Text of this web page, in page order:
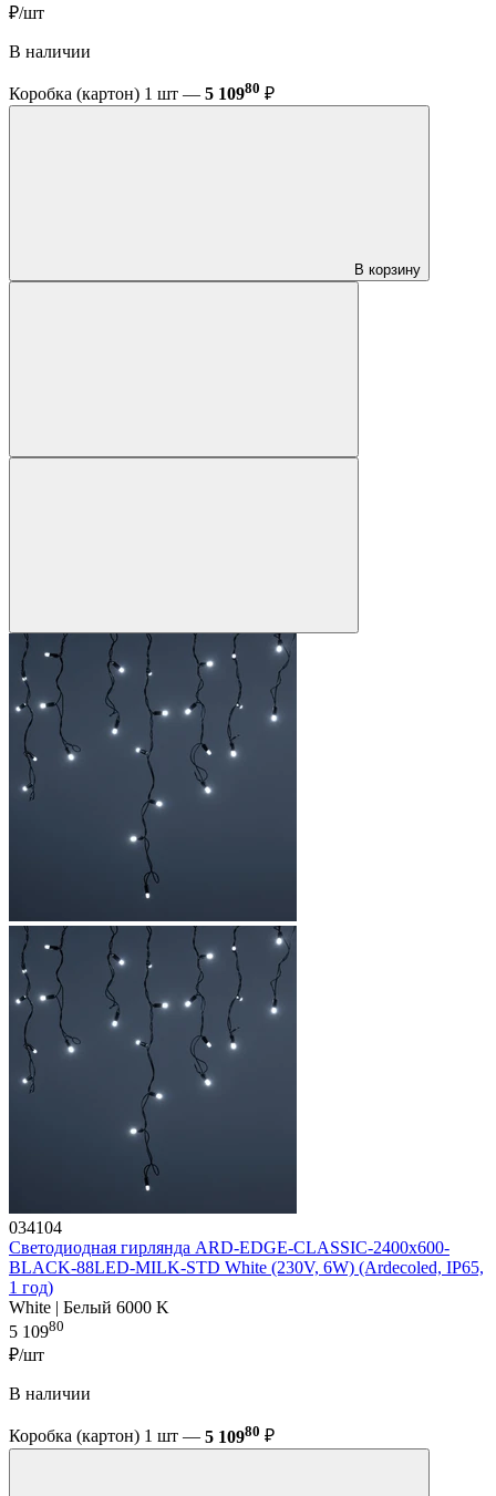
₽/шт
В наличии
Коробка (картон) 1 шт — 5 10980 ₽
В корзину
034104
Светодиодная гирлянда ARD-EDGE-CLASSIC-2400x600-
BLACK-88LED-MILK-STD White (230V, 6W) (Ardecoled, IP65,
1 год)
White | Белый 6000 K
5 10980
₽/шт
В наличии
Коробка (картон) 1 шт — 5 10980 ₽